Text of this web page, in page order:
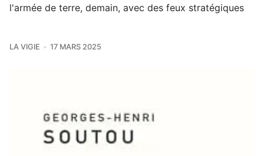
l'armée de terre, demain, avec des feux stratégiques
LA VIGIE 17 MARS 2025